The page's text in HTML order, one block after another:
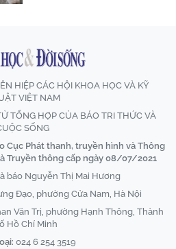
HIỆP CÁC HỘI KHOA HỌC VÀ KỸ
VIỆT NAM
TỔNG HỢP CỦA BÁO TRI THỨC VÀ
SỐNG
Cục Phát thanh, truyền hình và Thông
Truyền thông cấp ngày 08/07/2021
báo Nguyễn Thị Mai Hương
Đạo, phường Cửa Nam, Hà Nội
Văn Trị, phường Hạnh Thông, Thành
Hồ Chí Minh
024 6 254 3519